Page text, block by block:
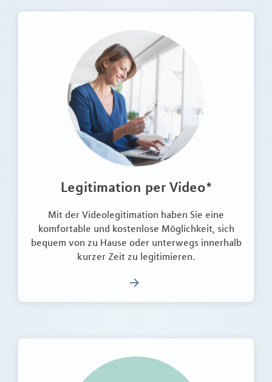
Legitimation per Video*
Mit der Videolegitimation haben Sie eine
komfortable und kostenlose Möglichkeit, sich
bequem von zu Hause oder unterwegs innerhalb
kurzer Zeit zu legitimieren.